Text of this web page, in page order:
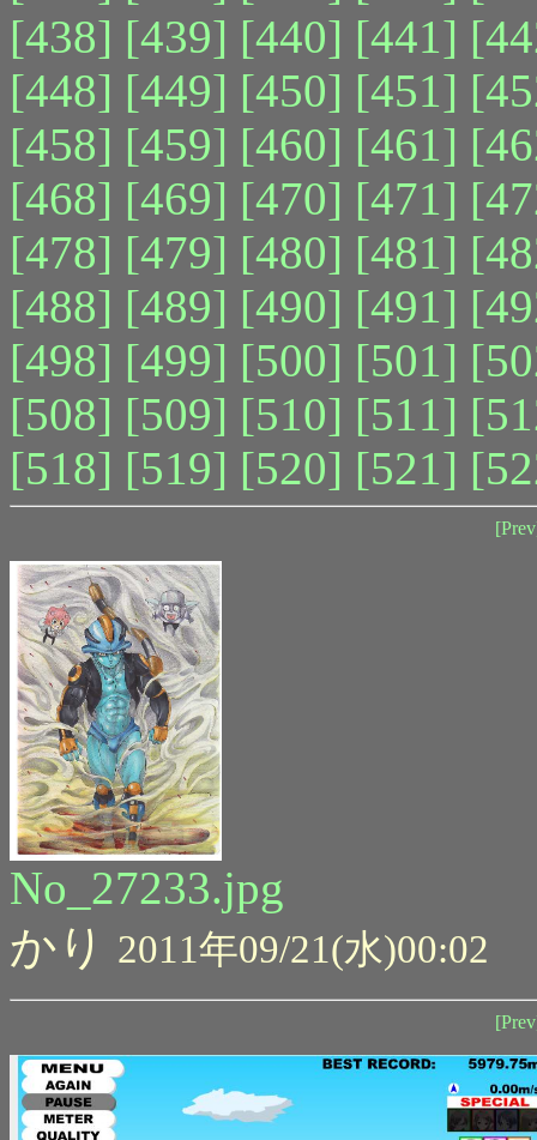
[438] [439] [440] [441]
[448] [449] [450] [451]
[458] [459] [460] [461]
[468] [469] [470] [471]
[478] [479] [480] [481]
[488] [489] [490] [491]
[498] [499] [500] [501]
[508] [509] [510] [511]
[518] [519] [520] [521]
No_27233.jpg
かり
2011年09/21(水)00:02